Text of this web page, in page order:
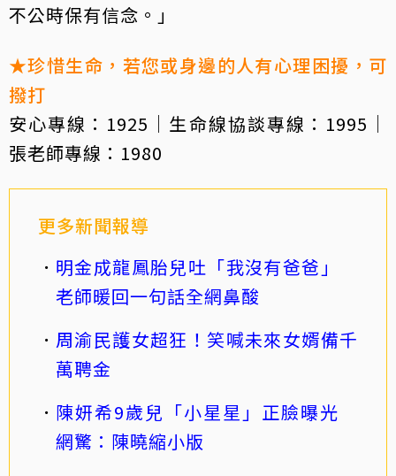
不公時保有信念。」
★珍惜生命，若您或身邊的人有心理困擾，可
撥打
安心專線：1925｜生命線協談專線：1995｜
張老師專線：1980
更多新聞報導
明金成龍鳳胎兒吐「我沒有爸爸」
老師暖回一句話全網鼻酸
周渝民護女超狂！笑喊未來女婿備千
萬聘金
陳妍希9歲兒「小星星」正臉曝光
網驚：陳曉縮小版